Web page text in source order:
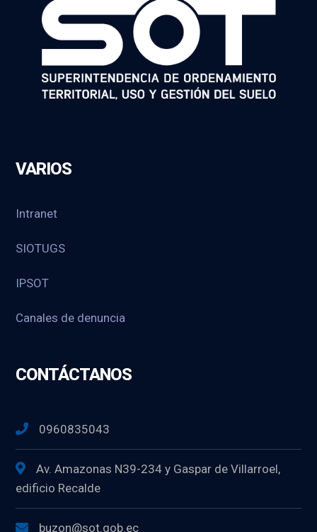
VARIOS
Intranet
SIOTUGS
IPSOT
Canales de denuncia
CONTÁCTANOS
0960835043
Av. Amazonas N39-234 y Gaspar de Villarroel,
edificio Recalde
buzon@sot.gob.ec